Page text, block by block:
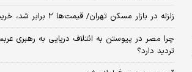
زلزله در بازار مسکن تهران/ قیمت‌ها ۲ برابر شد، خریدار ناپدید شد
چرا مصر در پیوستن به ائتلاف دریایی به رهبری
تردید دارد؟